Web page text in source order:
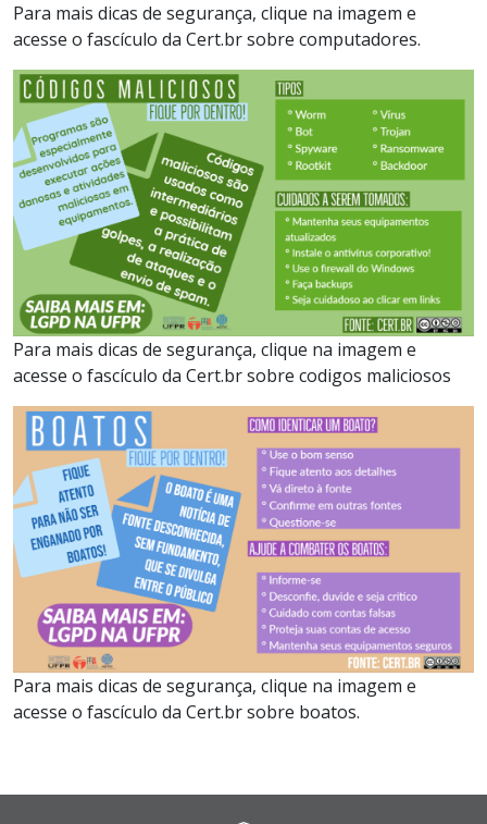
Para mais dicas de segurança, clique na imagem e
acesse o fascículo da Cert.br sobre computadores.
Para mais dicas de segurança, clique na imagem e
acesse o fascículo da Cert.br sobre codigos maliciosos
Para mais dicas de segurança, clique na imagem e
acesse o fascículo da Cert.br sobre boatos.